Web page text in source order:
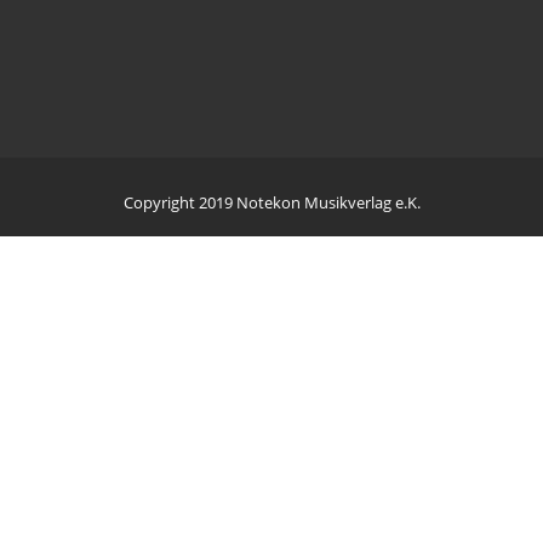
Copyright 2019 Notekon Musikverlag e.K.